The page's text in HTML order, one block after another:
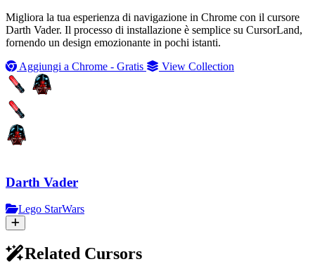
Migliora la tua esperienza di navigazione in Chrome con il cursore
Darth Vader. Il processo di installazione è semplice su CursorLand,
fornendo un design emozionante in pochi istanti.
Aggiungi a Chrome - Gratis
View Collection
Darth Vader
Lego StarWars
Related Cursors